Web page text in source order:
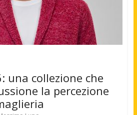
una collezione che
la percezione